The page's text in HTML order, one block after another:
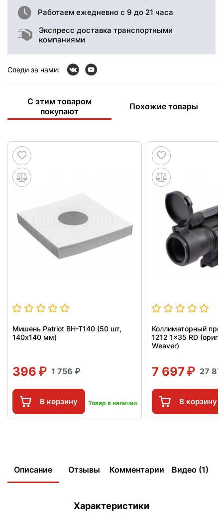
Работаем ежедневно с 9 до 21 часа
Экспресс доставка транспортными
компаниями
Следи за нами:
С этим товаром
покупают
Похожие товары
Мишень Patriot BH-T140 (50 шт,
140x140 мм)
396 1 756
В корзину Товар в наличии
Коллиматорный
1212 1x35 RD
Weaver)
7 697 27
В корзину
Описание Отзывы Комментарии Видео (1)
Характеристики